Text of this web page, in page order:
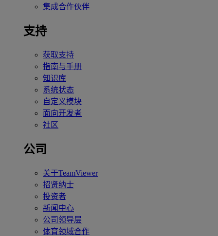
集成合作伙伴
支持
获取支持
指南与手册
知识库
系统状态
自定义模块
面向开发者
社区
公司
关于TeamViewer
招贤纳士
投资者
新闻中心
公司领导层
体育领域合作